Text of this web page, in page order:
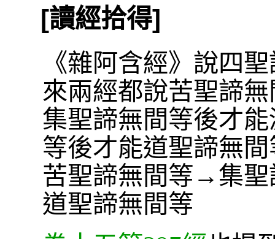
[讀經拾得]
《雜阿含經》說四
來兩經都說苦聖諦
集聖諦無間等後才
等後才能道聖諦無
苦聖諦無間等→集
道聖諦無間等